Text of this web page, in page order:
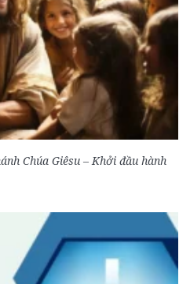
Chúa Giêsu – Khởi đầu hành